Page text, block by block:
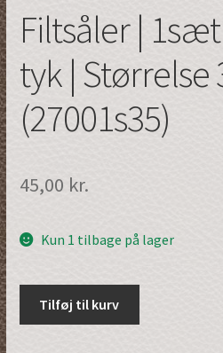
Filtsåler |
tyk | Størrelse
(27001s35)
45,00 kr.
Kun 1 tilbage på lager
Tilføj til kurv